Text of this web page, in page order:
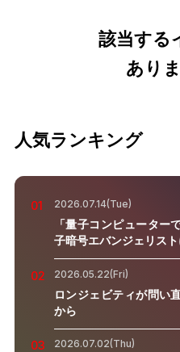
サプライチェーン#孤独#宇宙
該当する
あり
人気ランキング
01 2026.07.14(Tue)
「量子コンピューター
子暗号エバンジェリス
02 2026.05.22(Fri)
ロンジェビティが問い
から
03 2026.07.02(Thu)